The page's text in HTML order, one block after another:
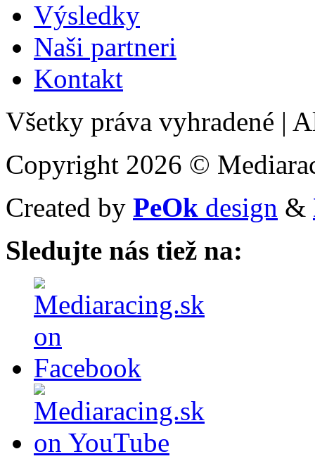
Výsledky
Naši partneri
Kontakt
Všetky práva vyhradené |
Copyright 2026 ©
Created by PeOk design &
Sledujte nás tiež na: